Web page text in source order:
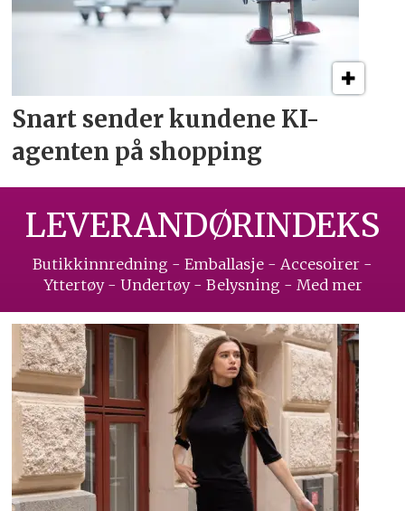
Snart sender kundene KI-
agenten på shopping
LEVERANDØRINDEKS
Butikkinnredning - Emballasje - Accesoirer -
Yttertøy - Undertøy - Belysning - Med mer